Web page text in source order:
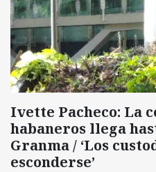
Ivette Pacheco: La
habaneros llega
Granma / ‘Los
esconderse’